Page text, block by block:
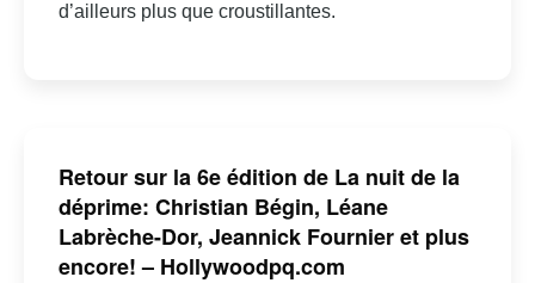
d’ailleurs plus que croustillantes.
Retour sur la 6e édition de La nuit de la
déprime: Christian Bégin, Léane
Labrèche-Dor, Jeannick Fournier et plus
encore! – Hollywoodpq.com